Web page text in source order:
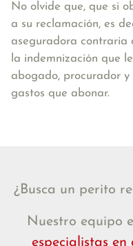
No olvide que, que si
a su reclamación, es
aseguradora contraria
la indemnización que
abogado, procurador y
gastos que abonar.
¿Busca un perito
Nuestro equipo
especialistas